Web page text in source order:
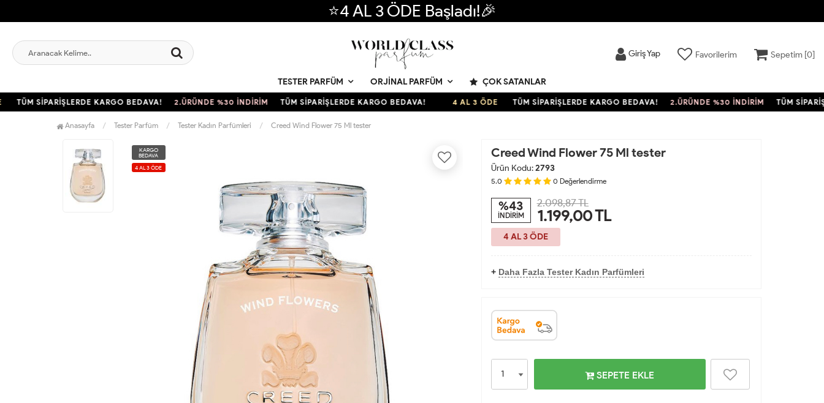
⭐4 AL 3 ÖDE Başladı!🎉
Giriş Yap Favorilerim Sepetim [0]
TESTER PARFÜM ORJINAL PARFÜM ÇOK SATANLAR
SİPARİŞLERDE KARGO BEDAVA! 2.ÜRÜNDE %30 İNDİRİM TÜM SİPARİŞLERDE KARGO BEDAVA! 4 AL 3 ÖDE TÜM SİPARİŞLERDE KARGO BEDAVA! 2.ÜRÜNDE %30 İNDİRİM TÜM
Anasayfa Tester Parfüm Tester Kadın Parfümleri Creed Wind Flower 75 Ml tester
KARGO
BEDAVA
4 AL 3 ÖDE
Creed Wind Flower 75 Ml tester
Ürün Kodu:2793
5.0 0 Değerlendirme
%43
İNDİRİM
2.098,87 TL
1.199,00TL
4 AL 3 ÖDE
+ Daha Fazla Tester Kadın Parfümleri
SEPETE EKLE